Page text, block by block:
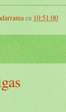
en 10:51:00